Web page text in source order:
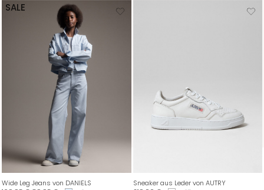
SALE
Wide Leg Jeans von DANIELS
Sneaker aus Leder von AUTRY